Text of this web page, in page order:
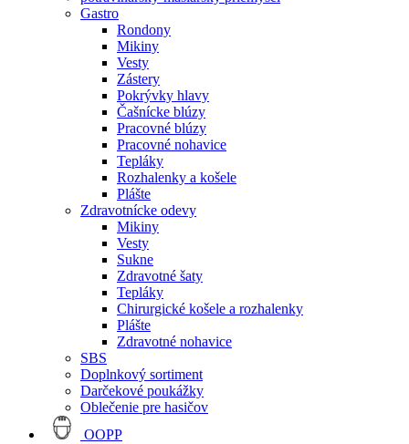
Gastro
Rondony
Mikiny
Vesty
Zástery
Pokrývky hlavy
Čašnícke blúzy
Pracovné blúzy
Pracovné nohavice
Tepláky
Rozhalenky a košele
Plášte
Zdravotnícke odevy
Mikiny
Vesty
Sukne
Zdravotné šaty
Tepláky
Chirurgické košele a rozhalenky
Plášte
Zdravotné nohavice
SBS
Doplnkový sortiment
Darčekové poukážky
Oblečenie pre hasičov
OOPP